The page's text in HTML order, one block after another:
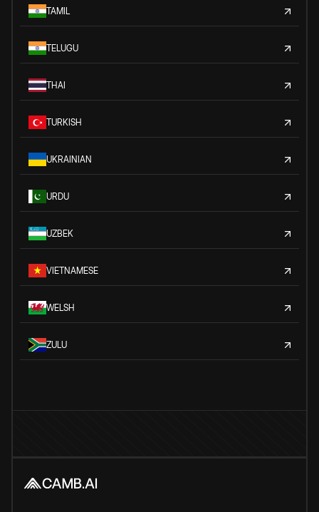
TAMIL
TELUGU
THAI
TURKISH
UKRAINIAN
URDU
UZBEK
VIETNAMESE
WELSH
ZULU